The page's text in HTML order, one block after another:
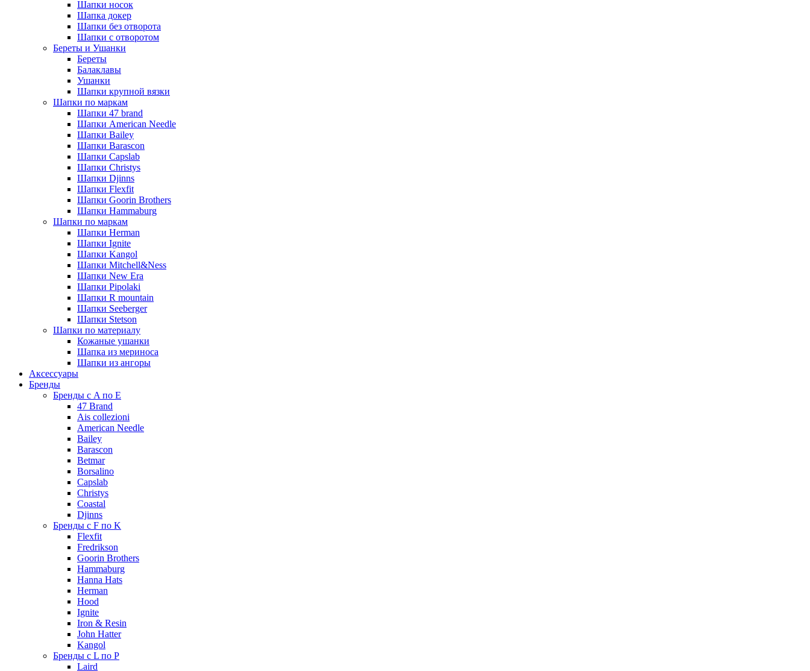
Шапки носок
Шапка докер
Шапки без отворота
Шапки с отворотом
Береты и Ушанки
Береты
Балаклавы
Ушанки
Шапки крупной вязки
Шапки по маркам
Шапки 47 brand
Шапки American Needle
Шапки Bailey
Шапки Barascon
Шапки Capslab
Шапки Christys
Шапки Djinns
Шапки Flexfit
Шапки Goorin Brothers
Шапки Hammaburg
Шапки по маркам
Шапки Herman
Шапки Ignite
Шапки Kangol
Шапки Mitchell&Ness
Шапки New Era
Шапки Pipolaki
Шапки R mountain
Шапки Seeberger
Шапки Stetson
Шапки по материалу
Кожаные ушанки
Шапка из мериноса
Шапки из ангоры
Аксессуары
Бренды
Бренды с A по E
47 Brand
Ais collezioni
American Needle
Bailey
Barascon
Betmar
Borsalino
Capslab
Christys
Coastal
Djinns
Бренды с F по K
Flexfit
Fredrikson
Goorin Brothers
Hammaburg
Hanna Hats
Herman
Hood
Ignite
Iron & Resin
John Hatter
Kangol
Бренды с L по P
Laird